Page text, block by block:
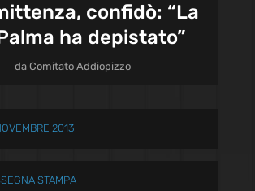
confidò: “La
ha depistato”
daComitato Addiopizzo
2013
STAMPA